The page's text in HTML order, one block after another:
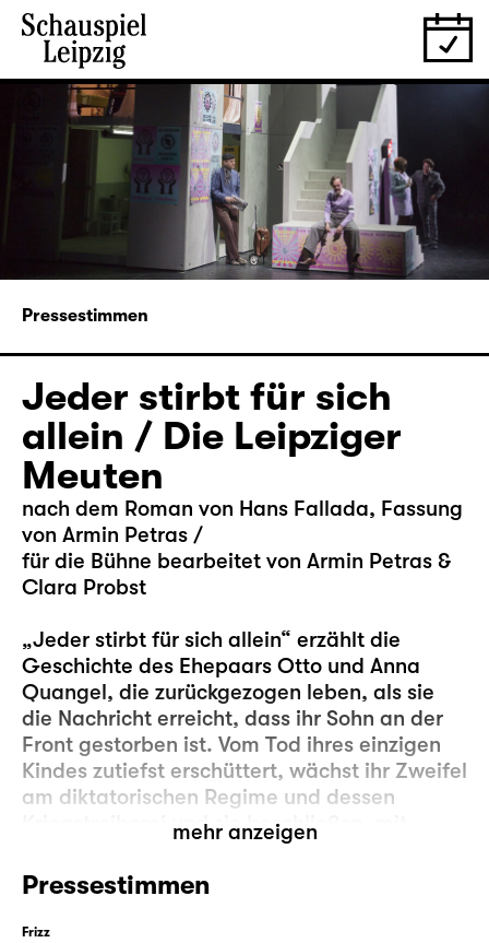
Pressestimmen
Jeder stirbt für sich
allein / Die Leipziger
Meuten
nach dem Roman von Hans Fallada, Fassung
von Armin Petras /
für die Bühne bearbeitet von Armin Petras &
Clara Probst
„Jeder stirbt für sich allein“ erzählt die
Geschichte des Ehepaars Otto und Anna
Quangel, die zurückgezogen leben, als sie
die Nachricht erreicht, dass ihr Sohn an der
Front gestorben ist. Vom Tod ihres einzigen
Kindes zutiefst erschüttert, wächst ihr Zweifel
am diktatorischen Regime und dessen
Kriegstreiberei und sie beschließen, mit
ausgelegten Postkarten zum Aufstand gegen
das Naziregime aufzurufen — in dem
Glauben, ihren Mitmenschen auf diesem
Weg die Augen öffnen zu können …
mehr anzeigen
Pressestimmen
Frizz